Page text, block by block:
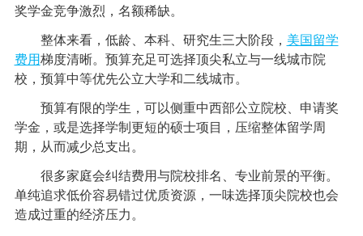
奖学金竞争激烈，名额稀缺。
整体来看，低龄、本科、研究生三大阶段， 美国留学
费用梯度清晰。预算充足可选择顶尖私立与一线城市院
校，预算中等优先公立大学和二线城市。
预算有限的学生，可以侧重中西部公立院校、申请奖
学金，或是选择学制更短的硕士项目，压缩整体留学周
期，从而减少总支出。
很多家庭会纠结费用与院校排名、专业前景的平衡。
单纯追求低价容易错过优质资源，一味选择顶尖院校也会
造成过重的经济压力。